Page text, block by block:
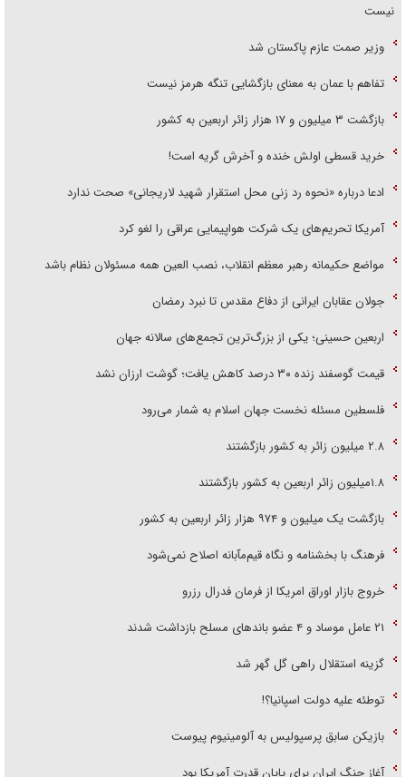
نیست
وزیر صمت عازم پاکستان شد
تفاهم با عمان به معنای بازگشایی تنگه هرمز نیست
بازگشت ۳ میلیون و ۱۷ هزار زائر اربعین به کشور
خرید قسطی اولش خنده و آخرش گریه است!
ادعا درباره «نحوه رد زنی محل استقرار شهید لاریجانی» صحت ندارد
آمریکا تحریم‌های یک شرکت هواپیمایی عراقی را لغو کرد
مواضع حکیمانه رهبر معظم انقلاب، نصب العین همه مسئولان نظام باشد
جولان عقابان ایرانی از دفاع مقدس تا نبرد رمضان
اربعین حسینی؛ یکی از بزرگ‌ترین تجمع‌های سالانه جهان
قیمت گوسفند زنده ۳۰ درصد کاهش یافت؛ گوشت ارزان نشد
فلسطین مسئله نخست جهان اسلام به شمار می‌رود
۲.۸ میلیون زائر به کشور بازگشتند
۱.۸میلیون زائر اربعین به کشور بازگشتند
بازگشت یک میلیون و ۹۷۴ هزار زائر اربعین به کشور
فرهنگ با بخشنامه و نگاه قیم‌مآبانه اصلاح نمی‌شود
خروج بازار اوراق امریکا از فرمان فدرال رزرو
۲۱ عامل موساد و ۴ عضو باند‌های مسلح بازداشت شدند
گزینه استقلال راهی گل گهر شد
توطئه علیه دولت اسپانیا؟!
بازیکن سابق پرسپولیس به آلومینیوم پیوست
آغاز جنگ ایران برای پایان قدرت آمریکا بود